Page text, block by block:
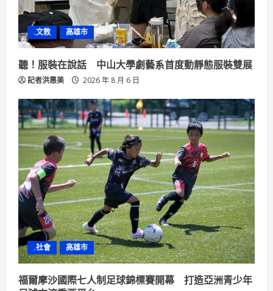
.文教 高雄市
聽！服裝在說話 中山大學劇藝系首度動靜態服裝雙展
記者洪惠美 2026 年 8 月 6 日
.社會 高雄市
福爾摩沙國際七人制足球錦標賽開幕 打造亞洲青少年